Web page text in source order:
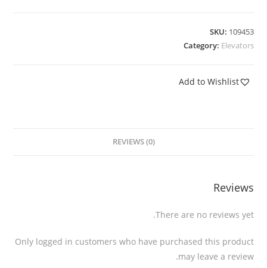
SKU: 109453
Category: Elevators
Add to Wishlist
REVIEWS (0)
Reviews
There are no reviews yet.
Only logged in customers who have purchased this product
may leave a review.